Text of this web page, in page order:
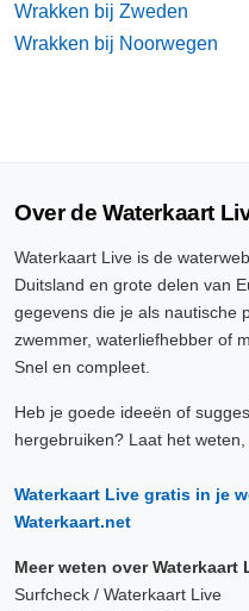
Wrakken bij Zweden
Wrakken bij Noorwegen
Over de Waterkaart
Waterkaart Live is de
Duitsland en grote delen van
gegevens die je als nautische
zwemmer, waterliefhebber of
Snel en compleet.
Heb je goede ideeën of
hergebruiken? Laat het weten,
Waterkaart Live gratis in je
Waterkaart.net
Meer weten over Waterkaart
Surfcheck / Waterkaart Live